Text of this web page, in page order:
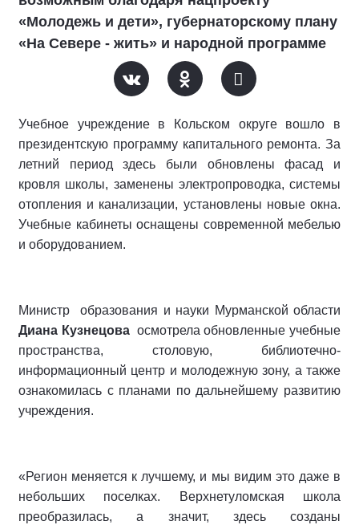
«Молодежь и дети», губернаторскому плану
«На Севере - жить» и народной программе
Учебное учреждение в Кольском округе вошло в
президентскую программу капитального ремонта. За
летний период здесь были обновлены фасад и
кровля школы, заменены электропроводка, системы
отопления и канализации, установлены новые окна.
Учебные кабинеты оснащены современной мебелью
и оборудованием.
Министр образования и науки Мурманской области
Диана Кузнецова осмотрела обновленные учебные
пространства, столовую, библиотечно-
информационный центр и молодежную зону, а также
ознакомилась с планами по дальнейшему развитию
учреждения.
«Регион меняется к лучшему, и мы видим это даже в
небольших поселках. Верхнетуломская школа
преобразилась, а значит, здесь созданы